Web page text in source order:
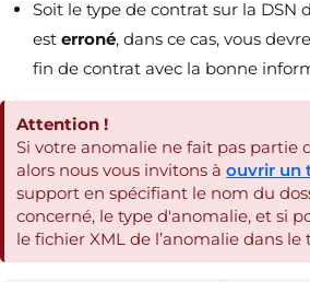
Soit le type de contrat sur la DSN
est erroné, dans ce cas, vous
fin de contrat avec la bonne
Attention !
Si votre anomalie ne fait pas partie
alors nous vous invitons àouvrir un
support en spécifiant le nom du
concerné, le type d'anomalie, et si
le fichier XML de l’anomalie dans le